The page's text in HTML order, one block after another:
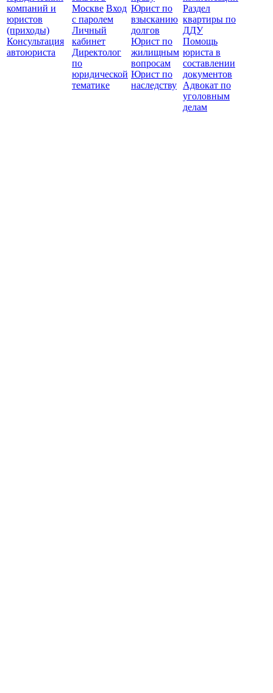
компаний и
юристов
(приходы)
Консультация
автоюриста
Москве Вход
с паролем
Личный
кабинет
Директолог
по
юридической
тематике
Юрист по
взысканию
долгов
Юрист по
жилищным
вопросам
Юрист по
наследству
Раздел
квартиры по
ДДУ
Помощь
юриста в
составлении
документов
Адвокат по
уголовным
делам